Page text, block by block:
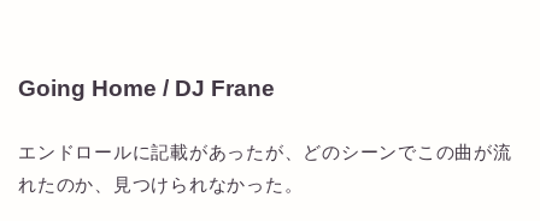
Going Home / DJ Frane
エンドロールに記載があったが、どのシーンでこの曲が流
れたのか、見つけられなかった。